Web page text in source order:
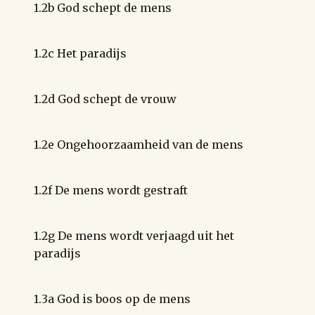
1.2b God schept de mens
1.2c Het paradijs
1.2d God schept de vrouw
1.2e Ongehoorzaamheid van de mens
1.2f De mens wordt gestraft
1.2g De mens wordt verjaagd uit het
paradijs
1.3a God is boos op de mens